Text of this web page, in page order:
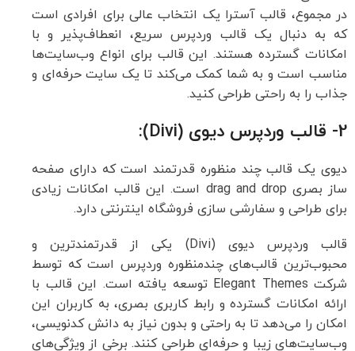
در مجموع، قالب آسترا یک انتخاب عالی برای افرادی است
که به دنبال یک قالب وردپرس سریع، انعطاف‌پذیر و با
امکانات گسترده هستند. این قالب برای انواع وب‌سایت‌ها
مناسب است و به شما کمک می‌کند تا یک سایت حرفه‌ای و
جذاب را به راحتی طراحی کنید.
2- قالب وردپرس دیوی (Divi):
دیوی یک قالب چند منظوره قدرتمند است که دارای صفحه
ساز بصری drag and drop است. این قالب امکانات زیادی
برای طراحی و سفارشی سازی فروشگاه اینترنتی دارد.
قالب وردپرس دیوی (Divi) یکی از قدرتمندترین و
محبوب‌ترین قالب‌های چندمنظوره وردپرس است که توسط
شرکت Elegant Themes توسعه یافته است. این قالب با
ارائه امکانات گسترده و رابط کاربری بصری، به کاربران این
امکان را می‌دهد تا به راحتی و بدون نیاز به دانش کدنویسی،
وب‌سایت‌های زیبا و حرفه‌ای طراحی کنند. برخی از ویژگی‌های